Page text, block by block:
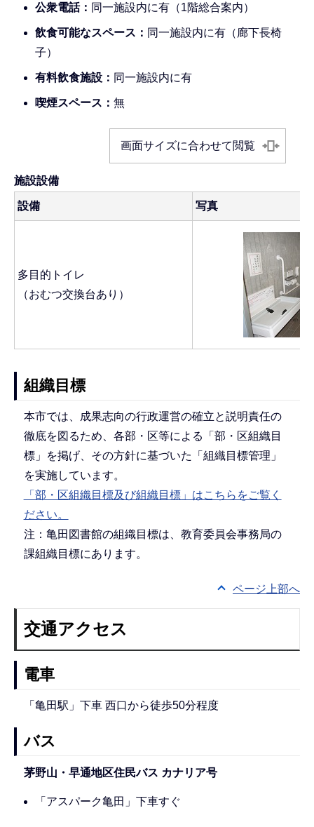
公衆電話： 同一施設内に有（1階総合案内）
飲食可能なスペース： 同一施設内に有（廊下長椅
子）
有料飲食施設： 同一施設内に有
喫煙スペース： 無
画面サイズに合わせて閲覧
施設設備
設備 写真
多目的トイレ
（おむつ交換台あり）
組織目標
本市では、成果志向の行政運営の確立と説明責任の
徹底を図るため、各部・区等による「部・区組織目
標」を掲げ、その方針に基づいた「組織目標管理」
を実施しています。
「部・区組織目標及び組織目標」はこちらをご覧く
ださい。
注：亀田図書館の組織目標は、教育委員会事務局の
課組織目標にあります。
ページ上部へ
交通アクセス
電車
「亀田駅」下車 西口から徒歩50分程度
バス
茅野山・早通地区住民バス カナリア号
「アスパーク亀田」下車すぐ